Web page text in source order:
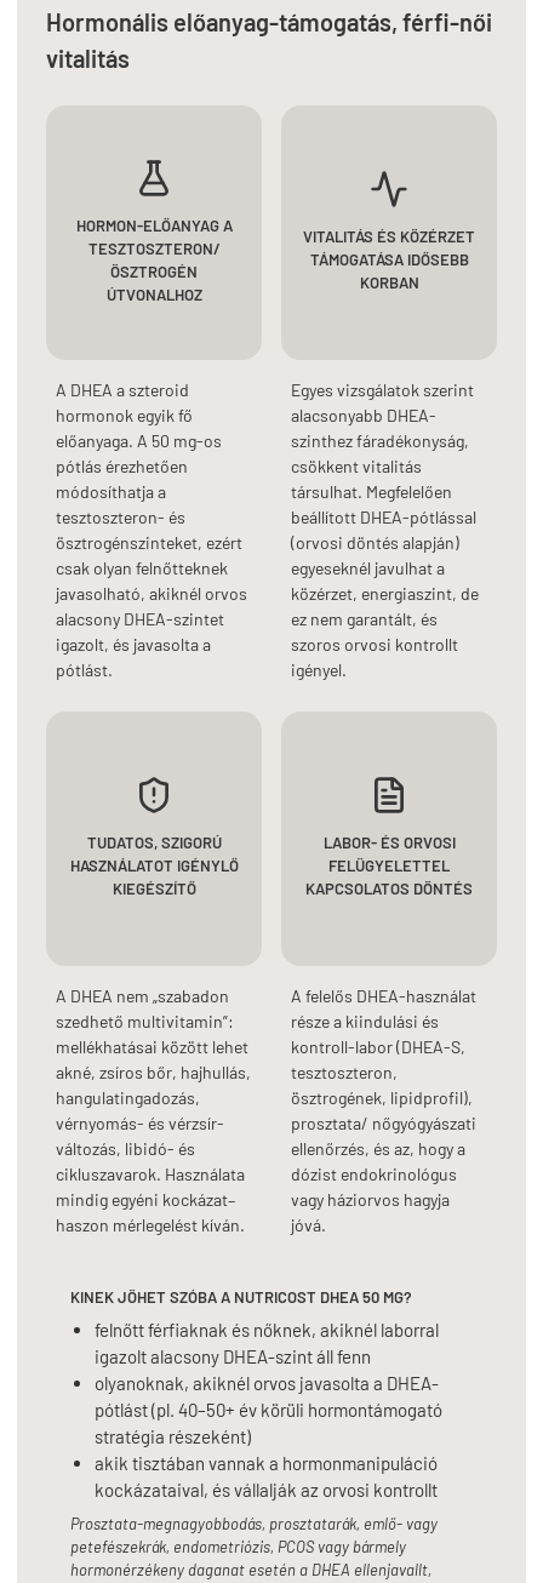
Hormonális előanyag-támogatás, férfi-női
vitalitás
HORMON-ELŐANYAG A
TESZTOSZTERON/
ÖSZTROGÉN
ÚTVONALHOZ
A DHEA a szteroid
hormonok egyik fő
előanyaga. A 50 mg-os
pótlás érezhetően
módosíthatja a
tesztoszteron- és
ösztrogénszinteket, ezért
csak olyan felnőtteknek
javasolható, akiknél orvos
alacsony DHEA-szintet
igazolt, és javasolta a
pótlást.
VITALITÁS ÉS KÖZÉRZET
TÁMOGATÁSA IDŐSEBB
KORBAN
Egyes vizsgálatok szerint
alacsonyabb DHEA-
szinthez fáradékonyság,
csökkent vitalitás
társulhat. Megfelelően
beállított DHEA-pótlással
(orvosi döntés alapján)
egyeseknél javulhat a
közérzet, energiaszint, de
ez nem garantált, és
szoros orvosi kontrollt
igényel.
TUDATOS, SZIGORÚ
HASZNÁLATOT IGÉNYLŐ
KIEGÉSZÍTŐ
A DHEA nem „szabadon
szedhető multivitamin”:
mellékhatásai között lehet
akné, zsíros bőr, hajhullás,
hangulatingadozás,
vérnyomás- és vérzsír-
változás, libidó- és
cikluszavarok. Használata
mindig egyéni kockázat–
haszon mérlegelést kíván.
LABOR- ÉS ORVOSI
FELÜGYELETTEL
KAPCSOLATOS DÖNTÉS
A felelős DHEA-használat
része a kiindulási és
kontroll-labor (DHEA-S,
tesztoszteron,
ösztrogének, lipidprofil),
prosztata/ nőgyógyászati
ellenőrzés, és az, hogy a
dózist endokrinológus
vagy háziorvos hagyja
jóvá.
KINEK JÖHET SZÓBA A NUTRICOST DHEA 50 MG?
felnőtt férfiaknak és nőknek, akiknél laborral
igazolt alacsony DHEA-szint áll fenn
olyanoknak, akiknél orvos javasolta a DHEA-
pótlást (pl. 40–50+ év körüli hormontámogató
stratégia részeként)
akik tisztában vannak a hormonmanipuláció
kockázataival, és vállalják az orvosi kontrollt
Prosztata-megnagyobbodás, prosztatarák, emlő- vagy
petefészekrák, endometriózis, PCOS vagy bármely
hormonérzékeny daganat esetén a DHEA ellenjavallt,